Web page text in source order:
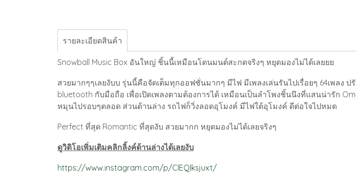
รายละเอียดสินค้า
Snowball Music Box อันใหญ่ ชิ้นนี้เหมือนโดนมนต์สะกดจริงๆ หยุดมองไม่ได้เลยยย
สวยมากๆๆเลยงับบ รุ่นนี้คือจัดเต็มทุกออฟชั่นมากๆ มีไฟ มีเพลงเล่นรันไปเรื่อยๆ 64เพลง ป
bluetooth กับมือถือ เพื่อเปิดเพลงตามต้องการได้ เหมือนเป็นลำโพงชิ้นนึงที่แสนน่ารัก
หมุนไปรอบๆตลอด ส่วนด้านล่าง รถไฟก็วิ่งลอดอุโมงค์ มีไฟใต้อุโมงค์ ดีต่อใจไปหมด
Perfect ที่สุด Romantic ที่สุดงับ สวยมากก หยุดมองไม่ได้เลยจริงๆ
ดูวิดิโอเพิ่มเติมคลิกลิ้งค์ด้านล่างได้เลยงับ
https://www.instagram.com/p/ClEQIksjuxt/